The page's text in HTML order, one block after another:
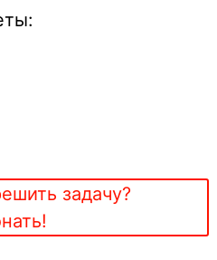
задачу?